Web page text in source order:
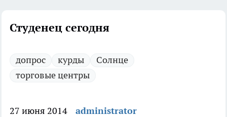
Студенец сегодня
допрос курды
Солнце
торговые центры
27 июня 2014
administrator